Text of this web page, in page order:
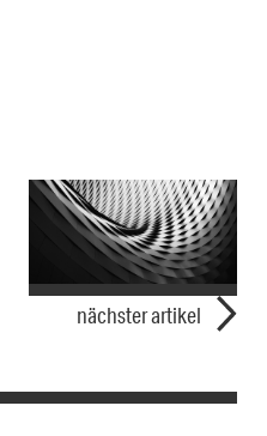
nächster artikel